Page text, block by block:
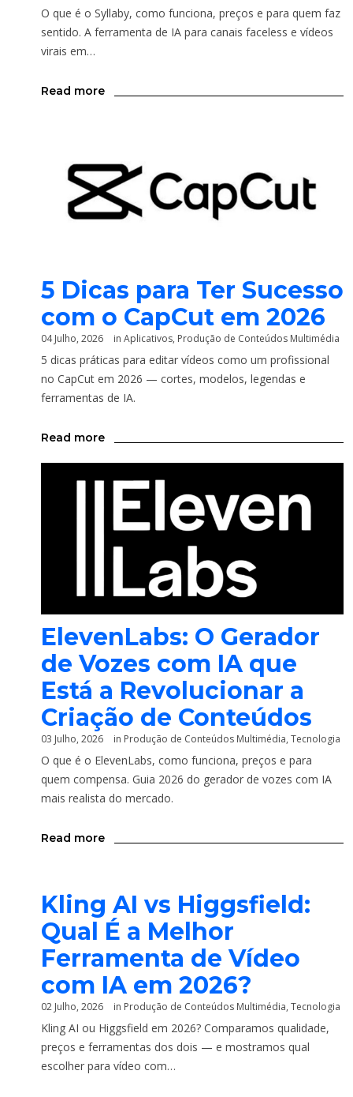
O que é o Syllaby, como funciona, preços e para quem faz
sentido. A ferramenta de IA para canais faceless e vídeos
virais em…
Read more
5 Dicas para Ter Sucesso
com o CapCut em 2026
04 Julho, 2026 in Aplicativos, Produção de Conteúdos Multimédia
5 dicas práticas para editar vídeos como um profissional
no CapCut em 2026 — cortes, modelos, legendas e
ferramentas de IA.
Read more
ElevenLabs: O Gerador
de Vozes com IA que
Está a Revolucionar a
Criação de Conteúdos
03 Julho, 2026 in Produção de Conteúdos Multimédia, Tecnologia
O que é o ElevenLabs, como funciona, preços e para
quem compensa. Guia 2026 do gerador de vozes com IA
mais realista do mercado.
Read more
Kling AI vs Higgsfield:
Qual É a Melhor
Ferramenta de Vídeo
com IA em 2026?
02 Julho, 2026 in Produção de Conteúdos Multimédia, Tecnologia
Kling AI ou Higgsfield em 2026? Comparamos qualidade,
preços e ferramentas dos dois — e mostramos qual
escolher para vídeo com…